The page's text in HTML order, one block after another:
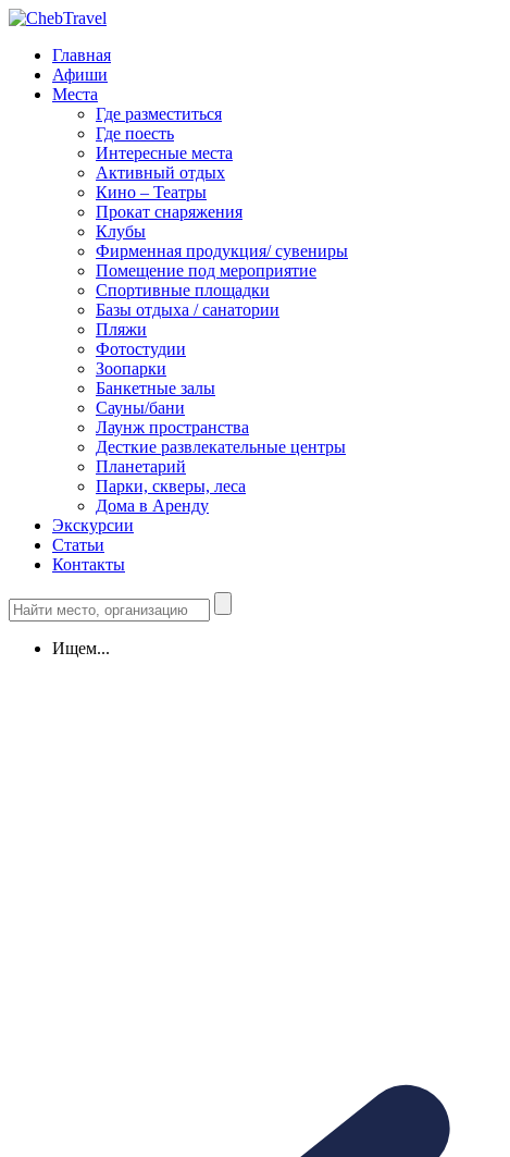
Главная
Афиши
Места
Где разместиться
Где поесть
Интересные места
Активный отдых
Кино – Театры
Прокат снаряжения
Клубы
Фирменная продукция/ сувениры
Помещение под мероприятие
Спортивные площадки
Базы отдыха / санатории
Пляжи
Фотостудии
Зоопарки
Банкетные залы
Сауны/бани
Лаунж пространства
Десткие развлекательные центры
Планетарий
Парки, скверы, леса
Дома в Аренду
Экскурсии
Статьи
Контакты
Ищем...